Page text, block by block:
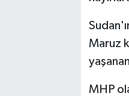
Maruz
MHP